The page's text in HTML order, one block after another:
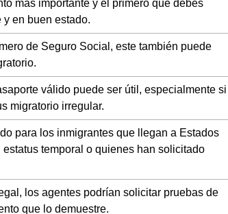
más importante y el primero que debes
y en buen estado.
de Seguro Social, este también puede
válido puede ser útil, especialmente si
migratorio irregular.
para los inmigrantes que llegan a Estados
temporal o quienes han solicitado
los agentes podrían solicitar pruebas de
que lo demuestre.